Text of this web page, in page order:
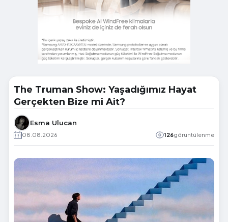
The Truman Show: Yaşadığımız Hayat
Gerçekten Bize mi Ait?
Esma Ulucan
08.08.2026 126görüntülenme